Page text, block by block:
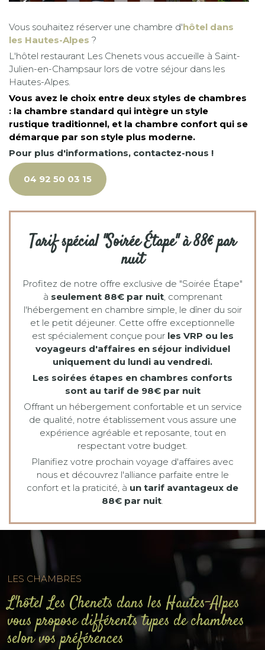
Vous souhaitez réserver une chambre d'hôtel dans
les Hautes-Alpes ?
L'hôtel restaurant Les Chenets vous accueille à Saint-
Julien-en-Champsaur lors de votre séjour dans les
Hautes-Alpes.
Vous avez le choix entre deux styles de chambres
: la chambre standard qui intègre un style
rustique traditionnel, et la chambre confort qui se
démarque par son style plus moderne.
Pour plus d'informations, contactez-nous !
04 92 50 03 15
Tarif spécial "Soirée Étape" à 88€ par
nuit
Profitez de notre offre exclusive de "Soirée Étape"
à seulement 88€ par nuit, comprenant
l'hébergement en chambre simple, le dîner du soir
et le petit déjeuner. Cette offre exceptionnelle
est spécialement conçue pour les VRP ou les
voyageurs d'affaires en séjour individuel
uniquement du lundi au vendredi.
Les soirées étapes en chambres conforts
sont au tarif de 98€ par nuit
Offrant un hébergement confortable et un service
de qualité, notre établissement vous assure une
expérience agréable et reposante, tout en
respectant votre budget.
Planifiez votre prochain voyage d'affaires avec
nous et découvrez l'alliance parfaite entre le
confort et la praticité, à un tarif avantageux de
88€ par nuit
LES CHAMBRES
L'hôtel Les Chenets dans les Hautes-Alpes
vous propose différents types de chambres
selon vos préférences